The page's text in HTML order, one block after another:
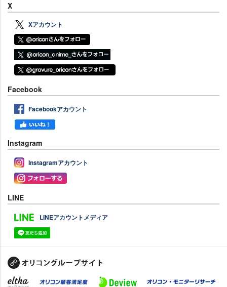
X
Xアカウント
Facebook
Facebookアカウント
Instagram
Instagramアカウント
LINE
LINEアカウントメディア